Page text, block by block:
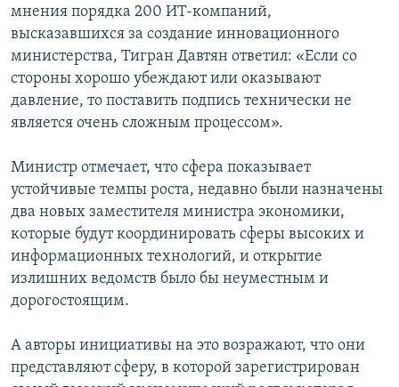
мнения порядка 200 ИТ-компаний,
высказавшихся за создание инновационного
министерства, Тигран Давтян ответил: «Если со
стороны хорошо убеждают или оказывают
давление, то поставить подпись технически не
является очень сложным процессом».
Министр отмечает, что сфера показывает
устойчивые темпы роста, недавно были назначены
два новых заместителя министра экономики,
которые будут координировать сферы высоких и
информационных технологий, и открытие
излишних ведомств было бы неуместным и
дорогостоящим.
А авторы инициативы на это возражают, что они
представляют сферу, в которой зарегистрирован